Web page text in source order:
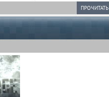
ПРОЧИТАТЬ